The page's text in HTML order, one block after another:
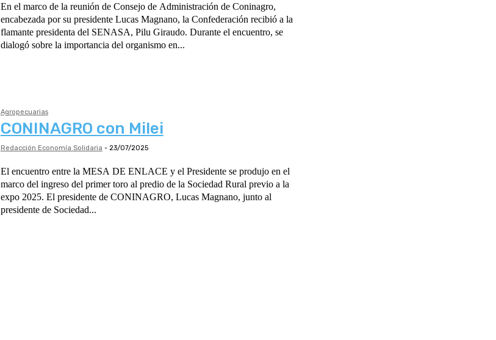
En el marco de la reunión de Consejo de Administración de Coninagro,
encabezada por su presidente Lucas Magnano, la Confederación recibió a la
flamante presidenta del SENASA, Pilu Giraudo. Durante el encuentro, se
dialogó sobre la importancia del organismo en...
Agropecuarias
CONINAGRO con Milei
Redacción Economía Solidaria - 23/07/2025
El encuentro entre la MESA DE ENLACE y el Presidente se produjo en el
marco del ingreso del primer toro al predio de la Sociedad Rural previo a la
expo 2025. El presidente de CONINAGRO, Lucas Magnano, junto al
presidente de Sociedad...